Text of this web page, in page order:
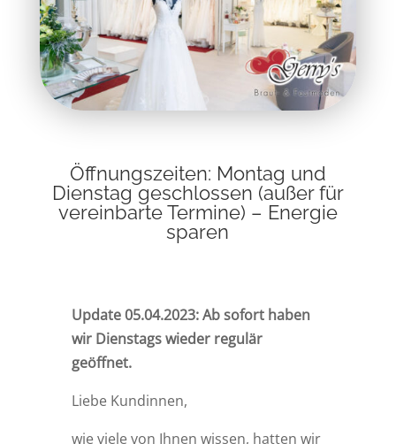
Öffnungszeiten: Montag und
Dienstag geschlossen (außer für
vereinbarte Termine) – Energie
sparen
Update 05.04.2023: Ab sofort haben
wir Dienstags wieder regulär
geöffnet.
Liebe Kundinnen,
wie viele von Ihnen wissen, hatten wir